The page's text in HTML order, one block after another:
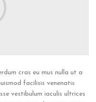
cras eu mus nulla ut a
facilisis venenatis
vestibulum iaculis ultrices